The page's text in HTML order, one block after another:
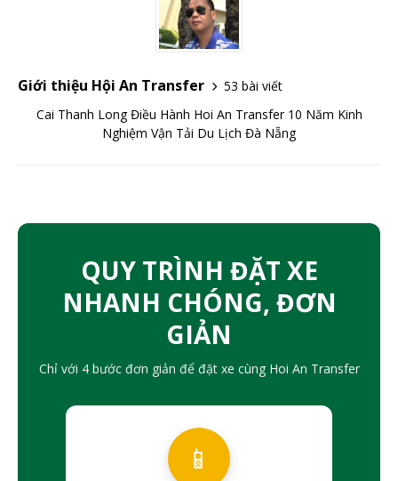
Giới thiệu Hội An Transfer
53 bài viết
Cai Thanh Long Điều Hành Hoi An Transfer 10 Năm Kinh
Nghiệm Vận Tải Du Lịch Đà Nẵng
QUY TRÌNH ĐẶT XE
NHANH CHÓNG, ĐƠN
GIẢN
Chỉ với 4 bước đơn giản để đặt xe cùng Hoi An Transfer
📱